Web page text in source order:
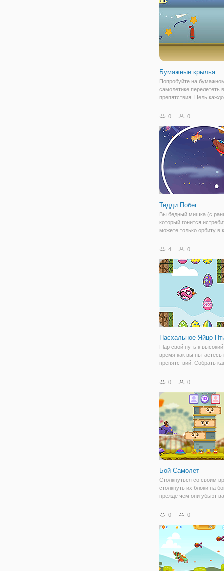
через которые предстоит
пролететь вашему
Бумажные крылья
Попробуйте на
самолетике перелететь
препятствия. Цель
0
0
Тедди Побег
Вы бедный мишка (с
который гонится
можете только орбиту в
вас. Вы должны
избежать столкновения
истребителя.
4 0
Пасхальное Яйцо
Flap свой путь к
время как вы пытаетесь
препятствий. Собрать
можете и вы сможете
которая заставит вас
сумасшедший!
0 0
Бой Самолет
Столкнуться со своим
столкнуть их блоки на
прежде чем они убьют
вас!0 0